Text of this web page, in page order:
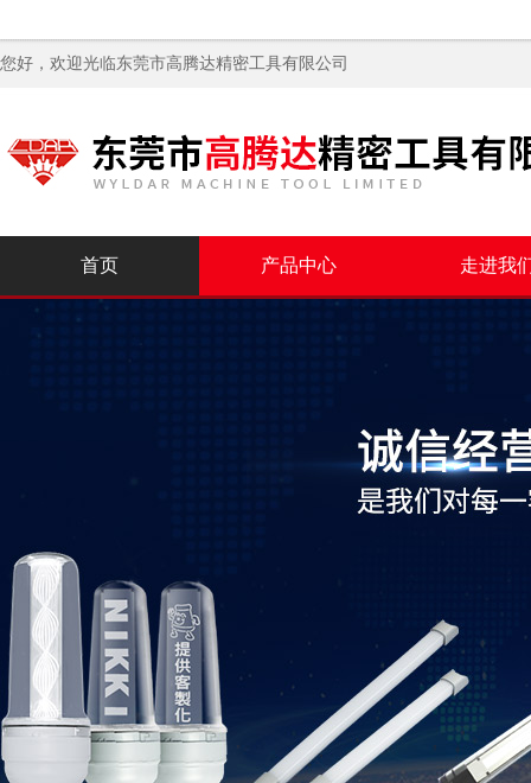
您好，欢迎光临东莞市高腾达精密工具有限公司
首页 产品中心 走进我